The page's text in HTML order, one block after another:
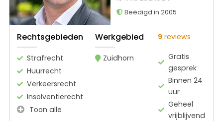
Beëdigd in 2005
Rechtsgebieden
Strafrecht
Huurrecht
Verkeersrecht
Insolventierecht
Toon alle
Werkgebied
Zuidhorn
9 reviews
Gratis
gesprek
Binnen 24
uur
Geheel
vrijblijvend